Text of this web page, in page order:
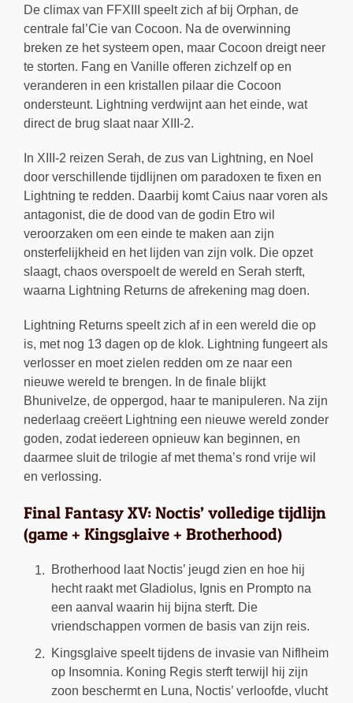
De climax van FFXIII speelt zich af bij Orphan, de
centrale fal’Cie van Cocoon. Na de overwinning
breken ze het systeem open, maar Cocoon dreigt neer
te storten. Fang en Vanille offeren zichzelf op en
veranderen in een kristallen pilaar die Cocoon
ondersteunt. Lightning verdwijnt aan het einde, wat
direct de brug slaat naar XIII-2.
In XIII-2 reizen Serah, de zus van Lightning, en Noel
door verschillende tijdlijnen om paradoxen te fixen en
Lightning te redden. Daarbij komt Caius naar voren als
antagonist, die de dood van de godin Etro wil
veroorzaken om een einde te maken aan zijn
onsterfelijkheid en het lijden van zijn volk. Die opzet
slaagt, chaos overspoelt de wereld en Serah sterft,
waarna Lightning Returns de afrekening mag doen.
Lightning Returns speelt zich af in een wereld die op
is, met nog 13 dagen op de klok. Lightning fungeert als
verlosser en moet zielen redden om ze naar een
nieuwe wereld te brengen. In de finale blijkt
Bhunivelze, de oppergod, haar te manipuleren. Na zijn
nederlaag creëert Lightning een nieuwe wereld zonder
goden, zodat iedereen opnieuw kan beginnen, en
daarmee sluit de trilogie af met thema’s rond vrije wil
en verlossing.
Final Fantasy XV: Noctis’ volledige tijdlijn
(game + Kingsglaive + Brotherhood)
Brotherhood laat Noctis’ jeugd zien en hoe hij
hecht raakt met Gladiolus, Ignis en Prompto na
een aanval waarin hij bijna sterft. Die
vriendschappen vormen de basis van zijn reis.
Kingsglaive speelt tijdens de invasie van Niflheim
op Insomnia. Koning Regis sterft terwijl hij zijn
zoon beschermt en Luna, Noctis’ verloofde, vlucht